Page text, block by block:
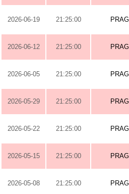
2026-06-19 21:25:00
2026-06-12 21:25:00
2026-06-05 21:25:00
2026-05-29 21:25:00
2026-05-22 21:25:00
2026-05-15 21:25:00
2026-05-08 21:25:00